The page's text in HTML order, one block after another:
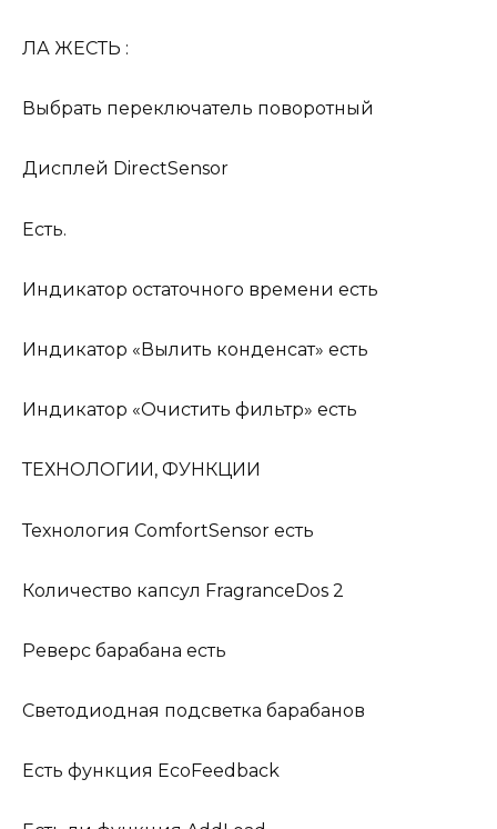
ЛА ЖЕСТЬ :
Выбрать переключатель поворотный
Дисплей DirectSensor
Есть.
Индикатор остаточного времени есть
Индикатор «Вылить конденсат» есть
Индикатор «Очистить фильтр» есть
ТЕХНОЛОГИИ, ФУНКЦИИ
Технология ComfortSensor есть
Количество капсул FragranceDos 2
Реверс барабана есть
Светодиодная подсветка барабанов
Есть функция EcoFeedback